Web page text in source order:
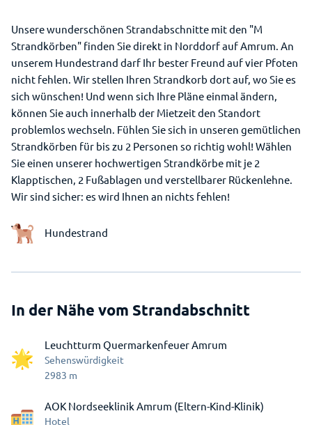
Unsere wunderschönen Strandabschnitte mit den "M
Strandkörben" finden Sie direkt in Norddorf auf Amrum. An
unserem Hundestrand darf Ihr bester Freund auf vier Pfoten
nicht fehlen. Wir stellen Ihren Strandkorb dort auf, wo Sie es
sich wünschen! Und wenn sich Ihre Pläne einmal ändern,
können Sie auch innerhalb der Mietzeit den Standort
problemlos wechseln. Fühlen Sie sich in unseren gemütlichen
Strandkörben für bis zu 2 Personen so richtig wohl! Wählen
Sie einen unserer hochwertigen Strandkörbe mit je 2
Klapptischen, 2 Fußablagen und verstellbarer Rückenlehne.
Wir sind sicher: es wird Ihnen an nichts fehlen!
Hundestrand
In der Nähe vom Strandabschnitt
Leuchtturm Quermarkenfeuer Amrum
Sehenswürdigkeit
2983 m
AOK Nordseeklinik Amrum (Eltern-Kind-Klinik)
Hotel